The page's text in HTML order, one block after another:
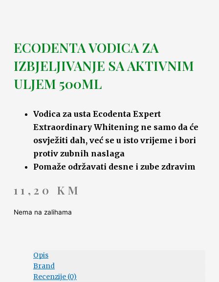
ECODENTA VODICA ZA
IZBJELJIVANJE SA AKTIVNIM
ULJEM 500ML
Vodica za usta Ecodenta Expert
Extraordinary Whitening ne samo da će
osvježiti dah, već se u isto vrijeme i bori
protiv zubnih naslaga
Pomaže održavati desne i zube zdravim
11,20 KM
Nema na zalihama
Opis
Brand
Recenzije (0)